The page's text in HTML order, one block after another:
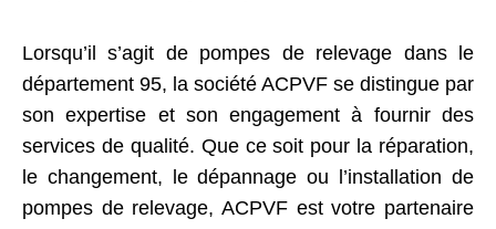
Lorsqu’il s’agit de pompes de relevage dans le
département 95, la société ACPVF se distingue par
son expertise et son engagement à fournir des
services de qualité. Que ce soit pour la réparation,
le changement, le dépannage ou l’installation de
pompes de relevage, ACPVF est votre partenaire